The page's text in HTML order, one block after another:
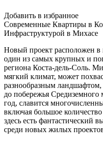
Добавить в избранное
Современные Квартиры в
Инфраструктурой в Михасе
Новый проект расположен
один из самых крупных и
региона Коста-дель-Соль.
мягкий климат, может
разнообразным
до побережья
год, славится
включая большое
здесь есть фантастический
среди новых жилых